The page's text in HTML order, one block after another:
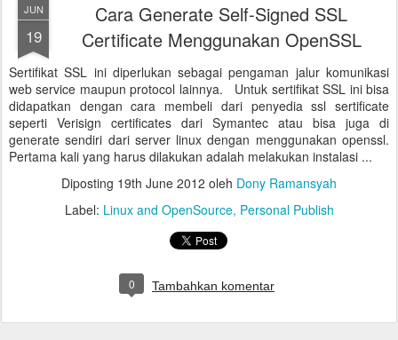
JUN
19
Cara Generate Self-Signed SSL
Certificate Menggunakan OpenSSL
Sertifikat SSL ini diperlukan sebagai pengaman jalur komunikasi
web service maupun protocol lainnya. Untuk sertifikat SSL ini bisa
didapatkan dengan cara membeli dari penyedia ssl sertificate
seperti Verisign certificates dari Symantec atau bisa juga di
generate sendiri dari server linux dengan menggunakan openssl.
Pertama kali yang harus dilakukan adalah melakukan instalasi ...
Diposting 19th June 2012 oleh Dony Ramansyah
Label: Linux and OpenSource Personal Publish
0 Tambahkan komentar